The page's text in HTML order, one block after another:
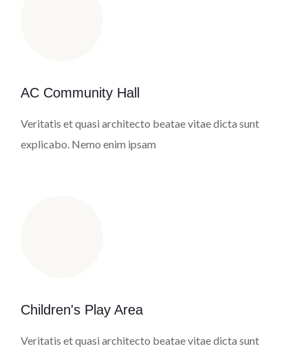
AC Community Hall
Veritatis et quasi architecto beatae vitae dicta sunt
explicabo. Nemo enim ipsam
Children's Play Area
Veritatis et quasi architecto beatae vitae dicta sunt